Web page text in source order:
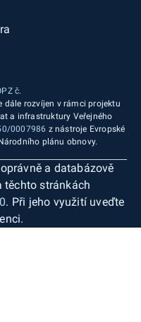
č.
dále rozvíjen v rámci projektu
a infrastruktury Veřejného
0007986 z nástroje Evropské
plánu obnovy.
a databázově
těchto stránkách
. Při jeho využití uveďte